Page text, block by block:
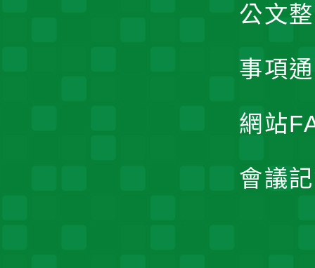
公文
事項
網站
會議